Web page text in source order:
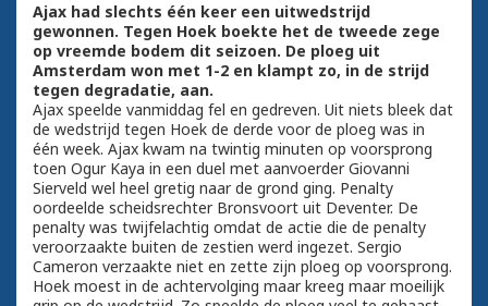
Ajax had slechts één keer een uitwedstrijd
gewonnen. Tegen Hoek boekte het de tweede zege
op vreemde bodem dit seizoen. De ploeg uit
Amsterdam won met 1-2 en klampt zo, in de strijd
tegen degradatie, aan.
Ajax speelde vanmiddag fel en gedreven. Uit niets bleek dat
de wedstrijd tegen Hoek de derde voor de ploeg was in
één week. Ajax kwam na twintig minuten op voorsprong
toen Ogur Kaya in een duel met aanvoerder Giovanni
Sierveld wel heel gretig naar de grond ging. Penalty
oordeelde scheidsrechter Bronsvoort uit Deventer. De
penalty was twijfelachtig omdat de actie die de penalty
veroorzaakte buiten de zestien werd ingezet. Sergio
Cameron verzaakte niet en zette zijn ploeg op voorsprong.
Hoek moest in de achtervolging maar kreeg maar moeilijk